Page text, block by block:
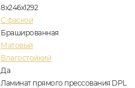
8х246х1292
C фаской
Брашированная
Матовый
Влагостойкий
Да
Ламинат прямого прессования DPL